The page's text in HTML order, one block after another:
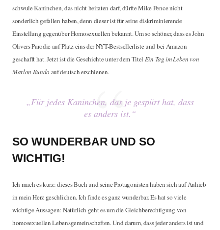
schwule Kaninchen, das nicht heiraten darf, dürfte Mike Pence nicht
sonderlich gefallen haben, denn dieser ist für seine diskriminierende
Einstellung gegenüber Homosexuellen bekannt. Um so schöner, dass es John
Olivers Parodie auf Platz eins der NYT-Bestsellerliste und bei Amazon
geschafft hat. Jetzt ist die Geschichte unter dem Titel Ein Tag im Leben von
Marlon Bundo auf deutsch erschienen.
„Für jedes Kaninchen, das je gespürt hat, dass
es anders ist.“
SO WUNDERBAR UND SO
WICHTIG!
Ich mach es kurz: dieses Buch und seine Protagonisten haben sich auf Anhieb
in mein Herz geschlichen. Ich finde es ganz wunderbar. Es hat so viele
wichtige Aussagen: Natürlich geht es um die Gleichberechtigung von
homosexuellen Lebensgemeinschaften. Und darum, dass jeder anders ist und